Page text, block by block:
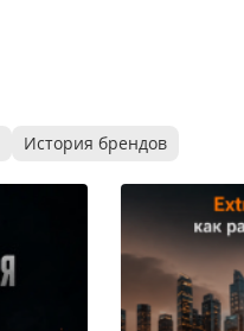
История брендов